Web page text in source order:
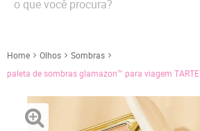
Home Olhos
Sombras
paleta de sombras glamazon™ para viagem TARTE